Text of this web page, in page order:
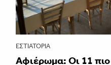
ΕΣΤΙΑΤΌΡΙΑ
Αφιέρωμα: Οι 11